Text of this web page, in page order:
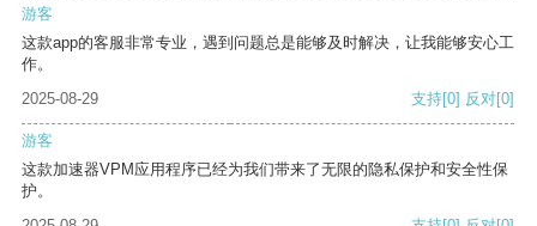
游客
这款app的客服非常专业，遇到问题总是能够及时解决，让我能够安心工
作。
2025-08-29
支持[0] 反对[0]
游客
这款加速器VPM应用程序已经为我们带来了无限的隐私保护和安全性保
护。